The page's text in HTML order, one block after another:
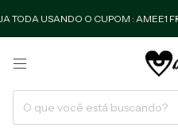
USANDO O CUPOM : AMEE1